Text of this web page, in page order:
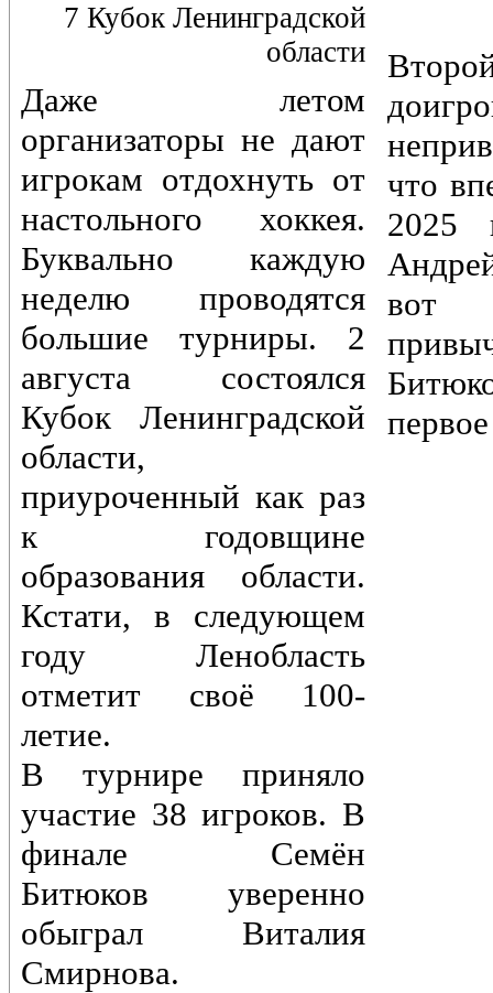
7 Кубок Ленинградской
области
Даже летом
организаторы не дают
игрокам отдохнуть от
настольного хоккея.
Буквально каждую
неделю проводятся
большие турниры. 2
августа состоялся
Кубок Ленинградской
области,
приуроченный как раз
к годовщине
образования области.
Кстати, в следующем
году Ленобласть
отметит своё 100-
летие.
В турнире приняло
участие 38 игроков. В
финале Семён
Битюков уверенно
обыграл Виталия
Смирнова.
что
2025
вот